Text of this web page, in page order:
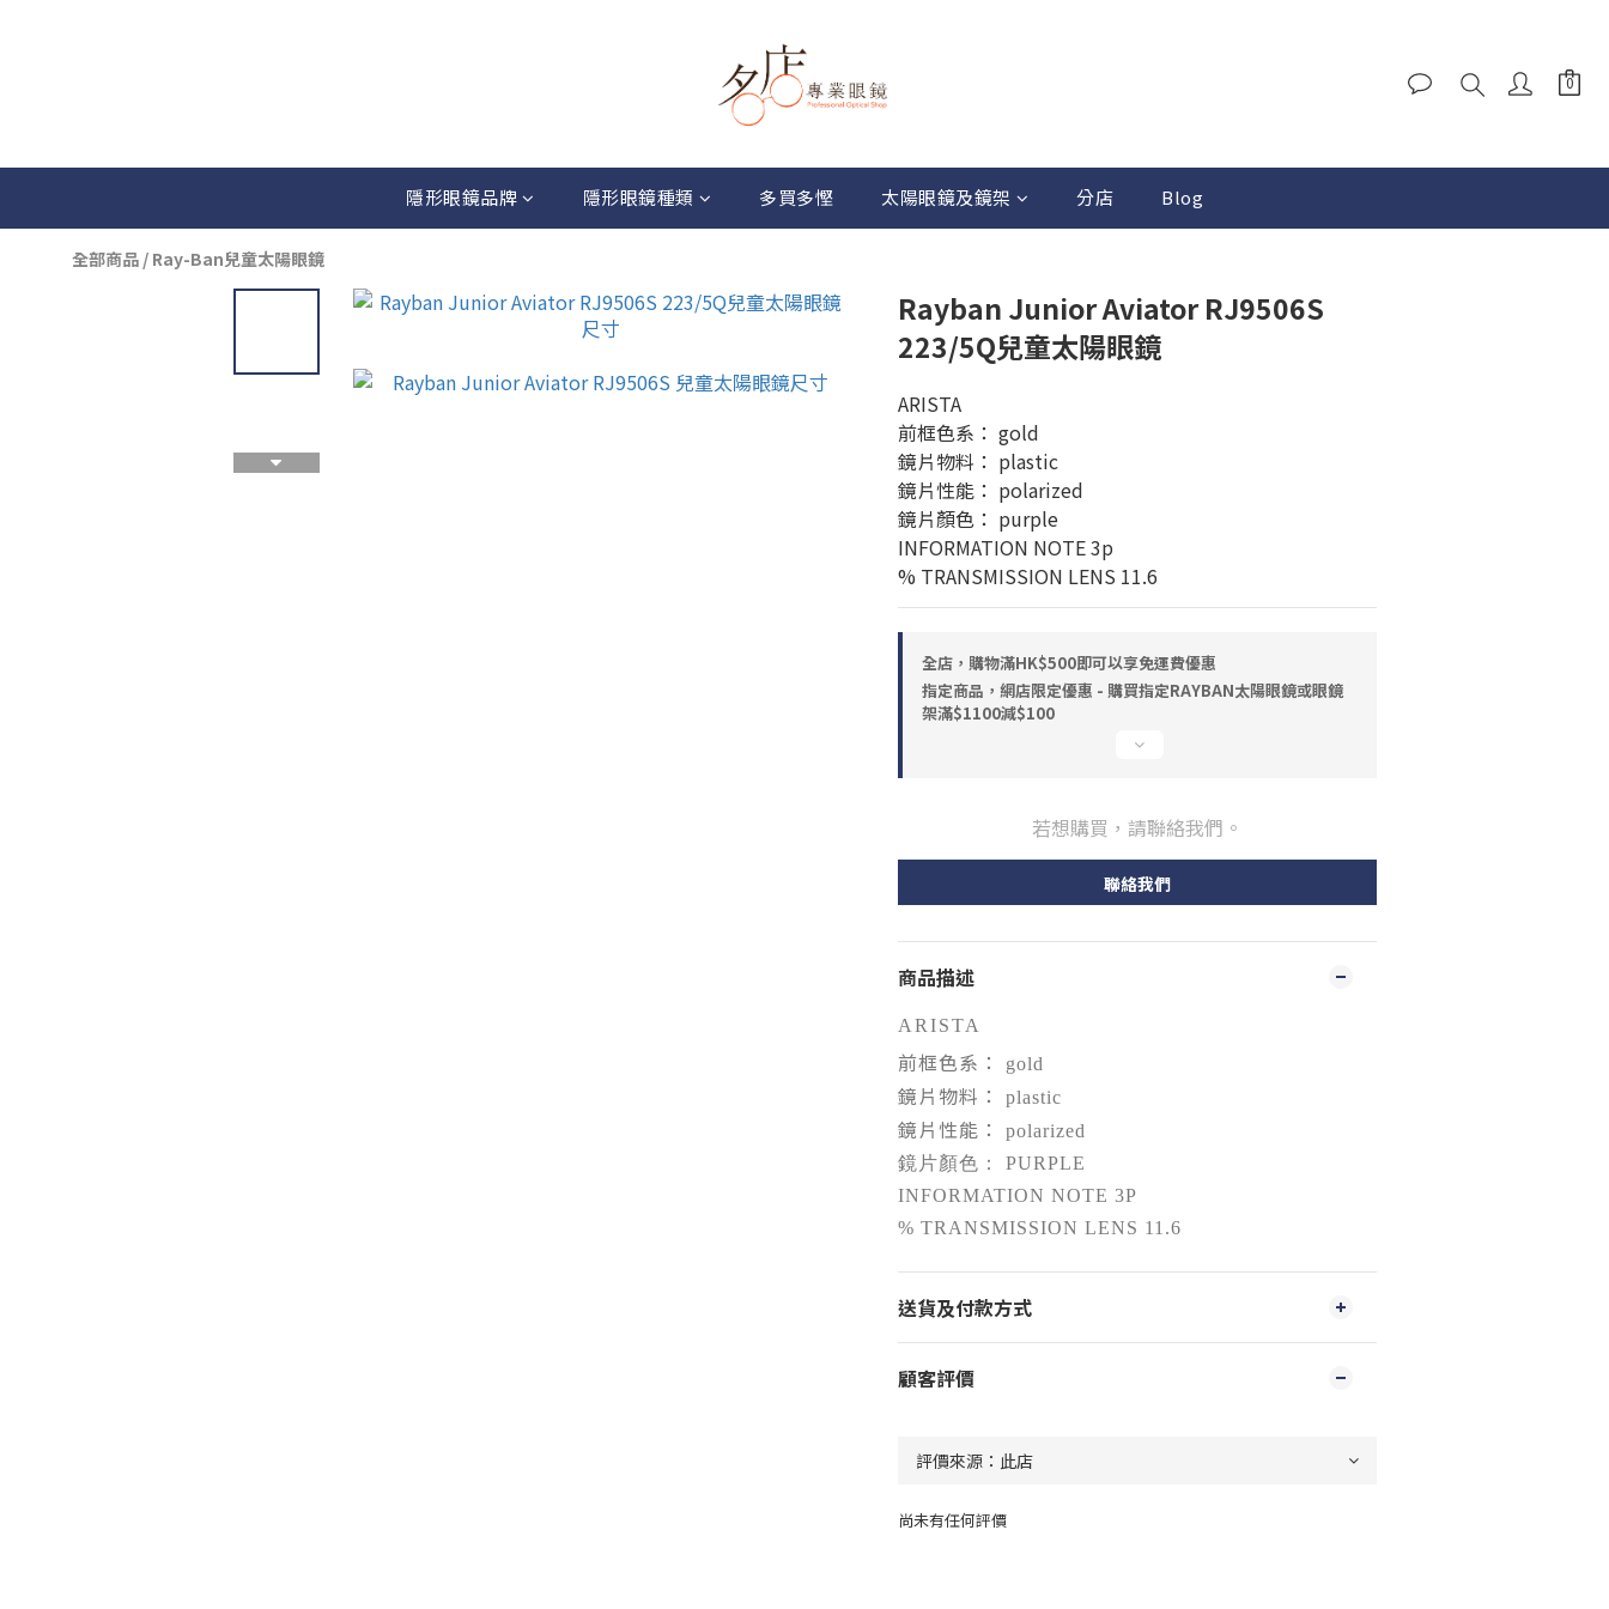
隱形眼鏡品牌 隱形眼鏡種類 多買多慳 太陽眼鏡及鏡架 分店 Blog
全部商品 / Ray-Ban兒童太陽眼鏡
Rayban Junior Aviator RJ9506S
223/5Q兒童太陽眼鏡
ARISTA
前框色系： gold
鏡片物料： plastic
鏡片性能： polarized
鏡片顏色： purple
INFORMATION NOTE 3p
% TRANSMISSION LENS 11.6
全店，購物滿HK$500即可以享免運費優惠
指定商品，網店限定優惠 - 購買指定RAYBAN太陽眼鏡或眼鏡
架滿$1100減$100
若想購買，請聯絡我們。
聯絡我們
商品描述
ARISTA
前框色系： gold
鏡片物料： plastic
鏡片性能：
polarized
鏡片顏色： PURPLE
INFORMATION NOTE 3P
% TRANSMISSION LENS 11.6
送貨及付款方式
顧客評價
尚未有任何評價